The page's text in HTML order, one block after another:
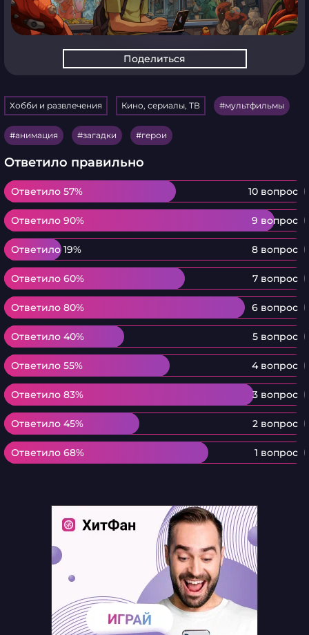
Поделиться
Хобби и развлечения Кино, сериалы, ТВ мультфильмы
анимация загадки герои
Ответило правильно
Ответило 57% 10 вопрос
Ответило 57%
Ответило 90% 9 вопрос
Ответило 90%
Ответило 19% 8 вопрос
Ответило 19%
Ответило 60% 7 вопрос
Ответило 60%
Ответило 80% 6 вопрос
Ответило 80%
Ответило 40% 5 вопрос
Ответило 40%
Ответило 55% 4 вопрос
Ответило 55%
Ответило 83% 3 вопрос
Ответило 83%
Ответило 45% 2 вопрос
Ответило 45%
Ответило 68% 1 вопрос
Ответило 68%